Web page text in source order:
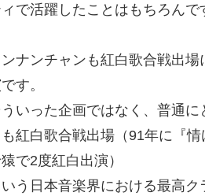
で活躍したことはもちろん
ナンチャンも紅白歌合戦出
す。
いった企画ではなく、普通
紅白歌合戦出場（91年に『
で2度紅白出演）
う日本音楽界における最高